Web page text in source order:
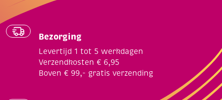
Bezorging
Levertijd 1 tot 5 werkdagen
Verzendkosten € 6,95
Boven € 99,- gratis verzending